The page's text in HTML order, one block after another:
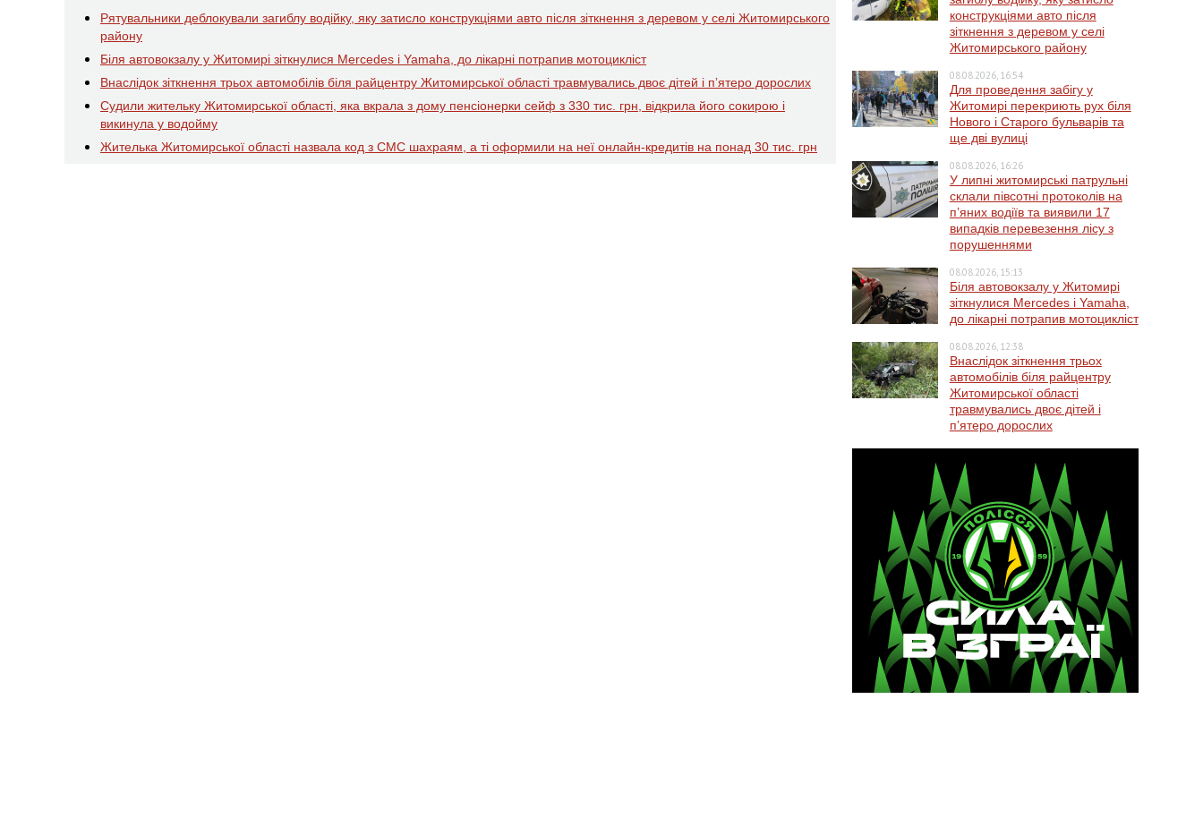
Рятувальники деблокували загиблу водійку, яку затисло конструкціями авто після зіткнення з деревом у селі Житомирського
району
Біля автовокзалу у Житомирі зіткнулися Mercedes і Yamaha, до лікарні потрапив мотоцикліст
Внаслідок зіткнення трьох автомобілів біля райцентру Житомирської області травмувались двоє дітей і пʼятеро дорослих
Судили жительку Житомирської області, яка вкрала з дому пенсіонерки сейф з 330 тис. грн, відкрила його сокирою і
викинула у водойму
Жителька Житомирської області назвала код з СМС шахраям, а ті оформили на неї онлайн-кредитів на понад 30 тис. грн
конструкціями авто після
зіткнення з деревом у селі
Житомирського району
08.08.2026, 16:54
Для проведення забігу у
Житомирі перекриють рух біля
Нового і Старого бульварів та
ще дві вулиці
08.08.2026, 16:26
У липні житомирські патрульні
склали півсотні протоколів на
пʼяних водіїв та виявили 17
випадків перевезення лісу з
порушеннями
08.08.2026, 15:13
Біля автовокзалу у Житомирі
зіткнулися Mercedes і Yamaha,
до лікарні потрапив мотоцикліст
08.08.2026, 12:38
Внаслідок зіткнення трьох
автомобілів біля райцентру
Житомирської області
травмувались двоє дітей і
пʼятеро дорослих